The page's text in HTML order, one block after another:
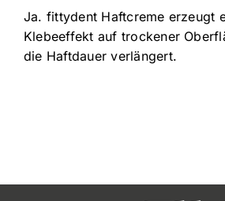
Partner
Ja. fittydent Haftcreme erzeugt
Klebeeffekt auf trockener
die Haftdauer verlängert.